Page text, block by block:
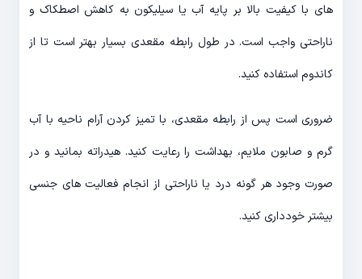
های با کیفیت بالا بر پایه آب یا سیلیکون به کاهش اصطکاک و
ناراحتی واجب است. در طول رابطه مقعدی بسیار بهتر است تا از
کاندوم استفاده کنید.
ضروری است پس از رابطه مقعدی، با تمیز کردن آرام ناحیه با آب
گرم و صابون ملایم، بهداشت را رعایت کنید. هیدراته بمانید و در
صورت وجود هر گونه درد یا ناراحتی از انجام فعالیت های جنسی
بیشتر خودداری کنید.